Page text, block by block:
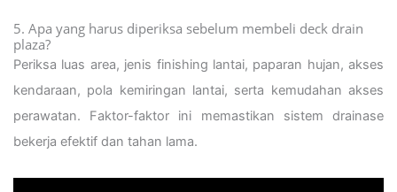
5. Apa yang harus diperiksa sebelum membeli deck drain
plaza?
Periksa luas area, jenis finishing lantai, paparan hujan, akses
kendaraan, pola kemiringan lantai, serta kemudahan akses
perawatan. Faktor-faktor ini memastikan sistem drainase
bekerja efektif dan tahan lama.